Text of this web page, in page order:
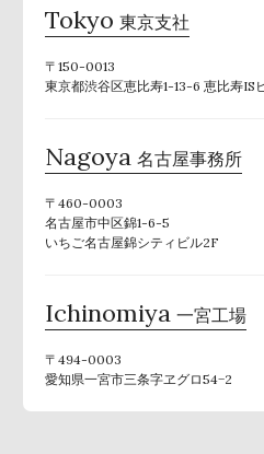
Tokyo 東京支社
〒150-0013
東京都渋谷区恵比寿1-13-6 恵比寿IS
Nagoya 名古屋事務所
〒460-0003
名古屋市中区錦1-6-5
いちご名古屋錦シティビル2F
Ichinomiya 一宮工場
〒494-0003
愛知県一宮市三条字ヱグロ54−2